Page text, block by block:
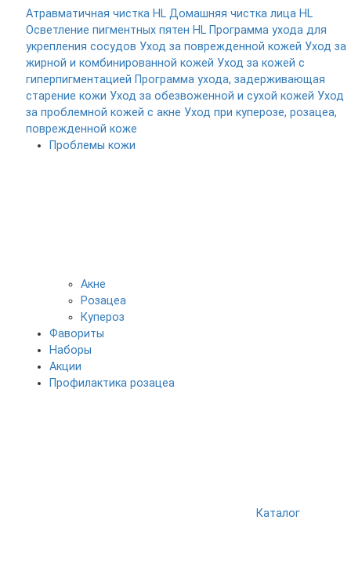
Атравматичная чистка HL Домашняя чистка лица HL
Осветление пигментных пятен HL Программа ухода для
укрепления сосудов Уход за поврежденной кожей Уход за
жирной и комбинированной кожей Уход за кожей с
гиперпигментацией Программа ухода, задерживающая
старение кожи Уход за обезвоженной и сухой кожей Уход
за проблемной кожей с акне Уход при куперозе, розацеа,
поврежденной коже
Проблемы кожи
Акне
Розацеа
Купероз
Фавориты
Наборы
Акции
Профилактика розацеа
Каталог